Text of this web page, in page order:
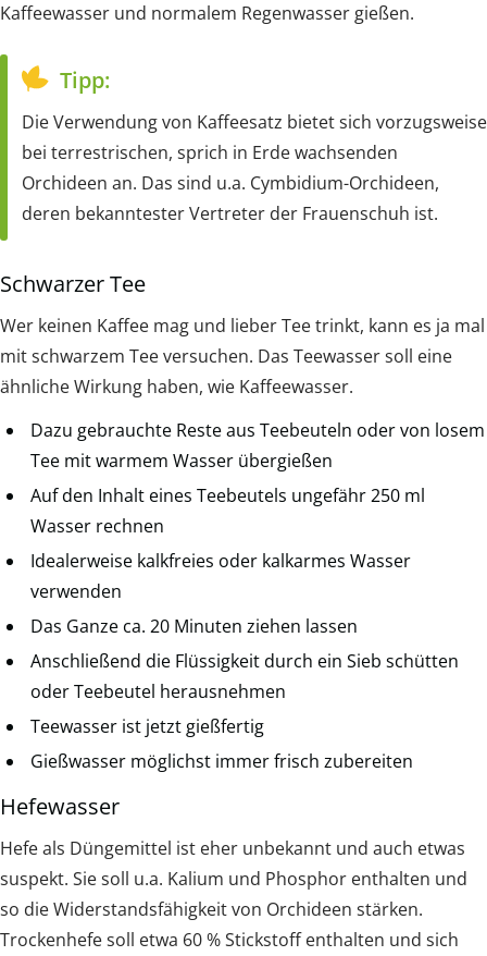
Kaffeewasser und normalem Regenwasser gießen.
Tipp:
Die Verwendung von Kaffeesatz bietet sich vorzugsweise
bei terrestrischen, sprich in Erde wachsenden
Orchideen an. Das sind u.a. Cymbidium-Orchideen,
deren bekanntester Vertreter der Frauenschuh ist.
Schwarzer Tee
Wer keinen Kaffee mag und lieber Tee trinkt, kann es ja mal
mit schwarzem Tee versuchen. Das Teewasser soll eine
ähnliche Wirkung haben, wie Kaffeewasser.
Dazu gebrauchte Reste aus Teebeuteln oder von losem
Tee mit warmem Wasser übergießen
Auf den Inhalt eines Teebeutels ungefähr 250 ml
Wasser rechnen
Idealerweise kalkfreies oder kalkarmes Wasser
verwenden
Das Ganze ca. 20 Minuten ziehen lassen
Anschließend die Flüssigkeit durch ein Sieb schütten
oder Teebeutel herausnehmen
Teewasser ist jetzt gießfertig
Gießwasser möglichst immer frisch zubereiten
Hefewasser
Hefe als Düngemittel ist eher unbekannt und auch etwas
suspekt. Sie soll u.a. Kalium und Phosphor enthalten und
so die Widerstandsfähigkeit von Orchideen stärken.
Trockenhefe soll etwa 60 % Stickstoff enthalten und sich